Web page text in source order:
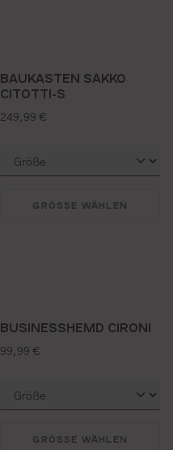
BAUKASTEN SAKKO
CITOTTI-S
regulärer preis:
249,99 €
GRÖSSE WÄHLEN
BUSINESSHEMD CIRONI
regulärer preis:
99,99 €
GRÖSSE WÄHLEN